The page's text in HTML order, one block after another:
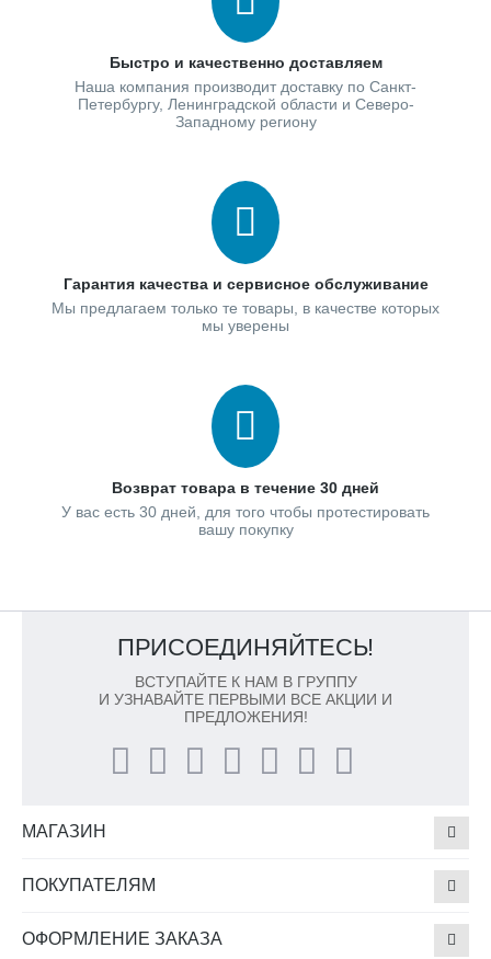
Быстро и качественно доставляем
Наша компания производит доставку по Санкт-
Петербургу, Ленинградской области и Северо-
Западному региону
Гарантия качества и сервисное обслуживание
Мы предлагаем только те товары, в качестве которых
мы уверены
Возврат товара в течение 30 дней
У вас есть 30 дней, для того чтобы протестировать
вашу покупку
ПРИСОЕДИНЯЙТЕСЬ!
ВСТУПАЙТЕ К НАМ В ГРУППУ
И УЗНАВАЙТЕ ПЕРВЫМИ ВСЕ АКЦИИ И
ПРЕДЛОЖЕНИЯ!
МАГАЗИН
ПОКУПАТЕЛЯМ
ОФОРМЛЕНИЕ ЗАКАЗА